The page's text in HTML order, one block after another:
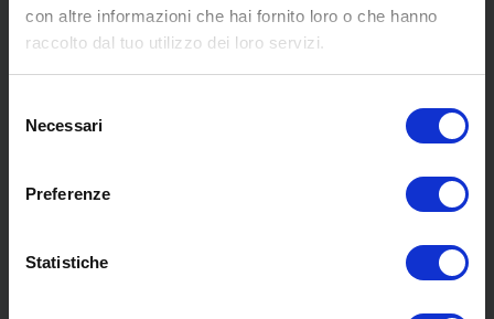
con altre informazioni che hai fornito loro o che hanno
raccolto dal tuo utilizzo dei loro servizi.
delNecessari
Preferenze
Statistiche
MENU